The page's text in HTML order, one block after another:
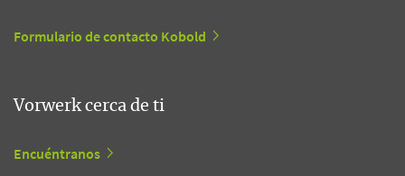
Formulario de contacto Kobold
Vorwerk cerca de ti
Encuéntranos